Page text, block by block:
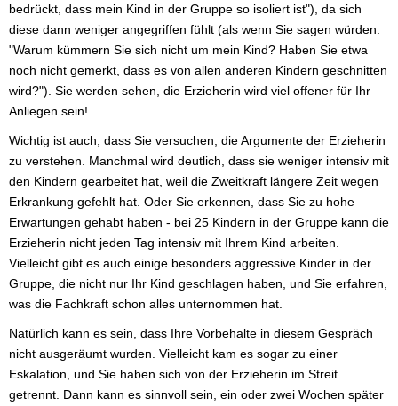
bedrückt, dass mein Kind in der Gruppe so isoliert ist"), da sich
diese dann weniger angegriffen fühlt (als wenn Sie sagen würden:
"Warum kümmern Sie sich nicht um mein Kind? Haben Sie etwa
noch nicht gemerkt, dass es von allen anderen Kindern geschnitten
wird?"). Sie werden sehen, die Erzieherin wird viel offener für Ihr
Anliegen sein!
Wichtig ist auch, dass Sie versuchen, die Argumente der Erzieherin
zu verstehen. Manchmal wird deutlich, dass sie weniger intensiv mit
den Kindern gearbeitet hat, weil die Zweitkraft längere Zeit wegen
Erkrankung gefehlt hat. Oder Sie erkennen, dass Sie zu hohe
Erwartungen gehabt haben - bei 25 Kindern in der Gruppe kann die
Erzieherin nicht jeden Tag intensiv mit Ihrem Kind arbeiten.
Vielleicht gibt es auch einige besonders aggressive Kinder in der
Gruppe, die nicht nur Ihr Kind geschlagen haben, und Sie erfahren,
was die Fachkraft schon alles unternommen hat.
Natürlich kann es sein, dass Ihre Vorbehalte in diesem Gespräch
nicht ausgeräumt wurden. Vielleicht kam es sogar zu einer
Eskalation, und Sie haben sich von der Erzieherin im Streit
getrennt. Dann kann es sinnvoll sein, ein oder zwei Wochen später